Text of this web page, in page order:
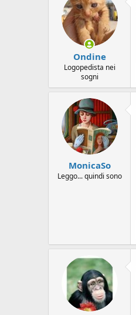
Ondine
Logopedista nei
sogni
MonicaSo
Leggo... quindi sono